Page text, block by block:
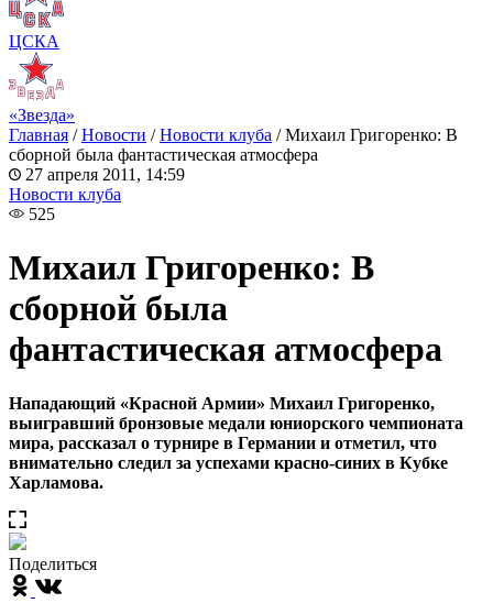
ЦСКА
«Звезда»
Главная /Новости /Новости клуба /Михаил Григоренко: В
сборной была фантастическая атмосфера
27 апреля 2011, 14:59
Новости клуба
525
Михаил Григоренко: В
сборной была
фантастическая атмосфера
Нападающий «Красной Армии» Михаил Григоренко,
выигравший бронзовые медали юниорского чемпионата
мира, рассказал о турнире в Германии и отметил, что
внимательно следил за успехами красно-синих в Кубке
Харламова.
Поделиться